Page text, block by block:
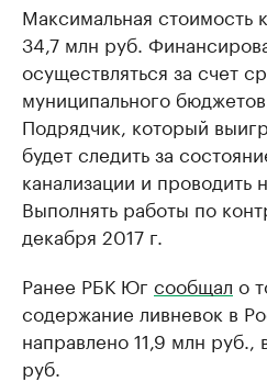
Максимальная стоимость
34,7 млн руб.
осуществляться за счет
муниципального бюджетов.
Подрядчик, который
будет следить за
канализации и проводить
Выполнять работы по
декабря 2017 г.
Ранее РБК Юг сообщал о
содержание ливневок в
направлено 11,9 млн руб.,
руб.